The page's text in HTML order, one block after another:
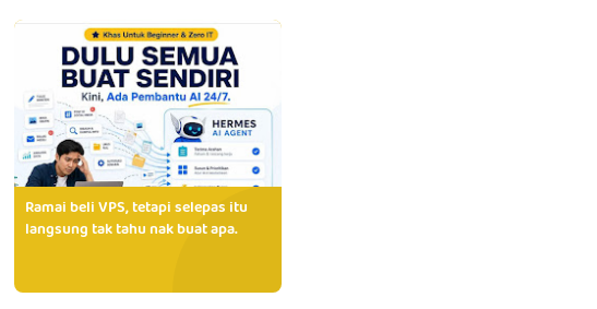
Ramai beli VPS, tetapi selepas itu
langsung tak tahu nak buat apa.